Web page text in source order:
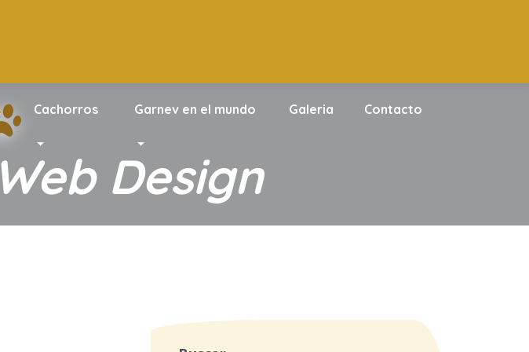
Cachorros Garnev en el mundo Galeria Contacto
Web Design